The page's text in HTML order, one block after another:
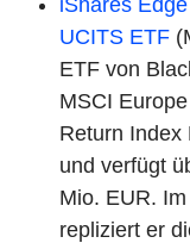
iShares
UCITS ETF
ETF von
MSCI
Return Index
und verfügt
Mio. EUR.
repliziert er